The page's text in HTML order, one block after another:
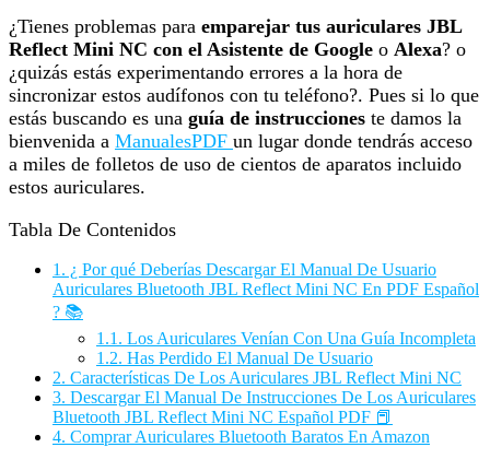
¿Tienes problemas para emparejar tus auriculares JBL
Reflect Mini NC con el Asistente de Google o Alexa? o
¿quizás estás experimentando errores a la hora de
sincronizar estos audífonos con tu teléfono?. Pues si lo que
estás buscando es una guía de instrucciones te damos la
bienvenida a ManualesPDF un lugar donde tendrás acceso
a miles de folletos de uso de cientos de aparatos incluido
estos auriculares.
Tabla De Contenidos
1. ¿ Por qué Deberías Descargar El Manual De Usuario
Auriculares Bluetooth JBL Reflect Mini NC En PDF Español
? 📚
1.1. Los Auriculares Venían Con Una Guía Incompleta
1.2. Has Perdido El Manual De Usuario
2. Características De Los Auriculares JBL Reflect Mini NC
3. Descargar El Manual De Instrucciones De Los Auriculares
Bluetooth JBL Reflect Mini NC Español PDF 📕
4. Comprar Auriculares Bluetooth Baratos En Amazon